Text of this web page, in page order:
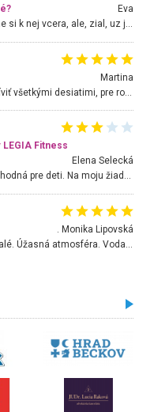
Eva
Hojdacka v Krpelanoch uz nie je, vysli sme si k nej vcera, ale, zial, uz je znicena. Ak sem planujete cestu len kvoli hojdacke, mozete si ju usetrit. Krasny vyhlad je tu vsak aj bez hojdacky :-)
Martina
Nádherné miesto ktoré odporúčam navštíviť všetkými desiatimi, pre rodiny s deťmi, dôchodcom... Proste a jednoducho ozaj rozprávkový les.. určite ešte prídeme. Odniesli sme si na pamiatku krásne tričká,
Fitness
Elena Selecká
Kútik výborný, ale hlučná hudba úplne nevhodná pre deti. Na moju žiadosť o aspoň sušenie nereagovali.
. Monika Lipovská
Úžasné prostredie, napriek tomu, že je malé. Úžasná atmosféra. Voda fantastická a nádherná. Ľudí je pomerne veľa, ale su mili a ohľaduplní. Je veľmi zaujímavé sledovať, ako dokážu spolu športovať cudzí ľudia a bez ohľadu na vek. Vládne tu pohoda. Vnuka neviem dostať z vody. Ďakujem za krásny deň . Urcite sa sem vrátim. Jediný problém je s parkovaním, ale aj ten sa mi podarilo vyriešiť. Monika Bratislava